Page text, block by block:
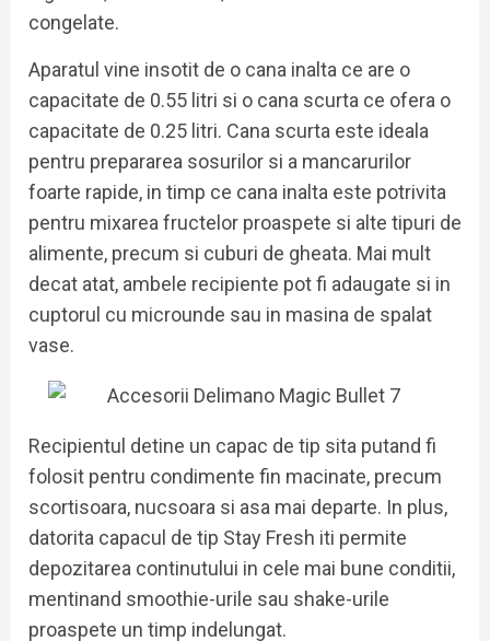
congelate.
Aparatul vine insotit de o cana inalta ce are o
capacitate de 0.55 litri si o cana scurta ce ofera o
capacitate de 0.25 litri. Cana scurta este ideala
pentru prepararea sosurilor si a mancarurilor
foarte rapide, in timp ce cana inalta este potrivita
pentru mixarea fructelor proaspete si alte tipuri de
alimente, precum si cuburi de gheata. Mai mult
decat atat, ambele recipiente pot fi adaugate si in
cuptorul cu microunde sau in masina de spalat
vase.
Recipientul detine un capac de tip sita putand fi
folosit pentru condimente fin macinate, precum
scortisoara, nucsoara si asa mai departe. In plus,
datorita capacul de tip Stay Fresh iti permite
depozitarea continutului in cele mai bune conditii,
mentinand smoothie-urile sau shake-urile
proaspete un timp indelungat.